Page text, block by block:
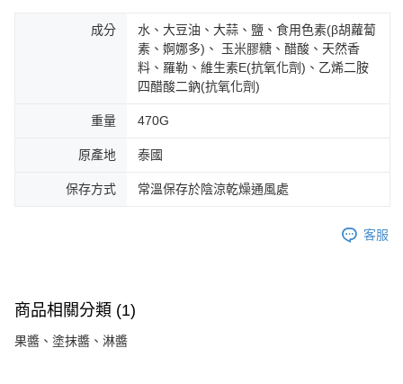
成分
水、大豆油、大蒜、鹽、食用色素(β胡蘿蔔
素、婀娜多)、 玉米膠糖、醋酸、天然香
料、羅勒、維生素E(抗氧化劑)、乙烯二胺
四醋酸二鈉(抗氧化劑)
重量 470G
原產地 泰國
保存方式 常溫保存於陰涼乾燥通風處
客服
商品相關分類 (1)
果醬、塗抹醬、淋醬